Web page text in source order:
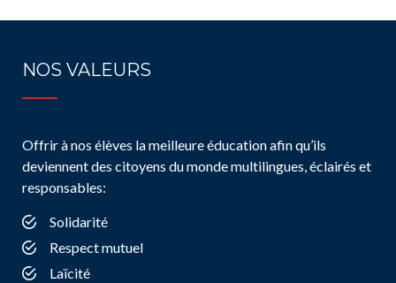
NOS VALEURS
Offrir à nos élèves la meilleure éducation afin qu’ils
deviennent des citoyens du monde multilingues, éclairés et
responsables:
Solidarité
Respect mutuel
Laïcité